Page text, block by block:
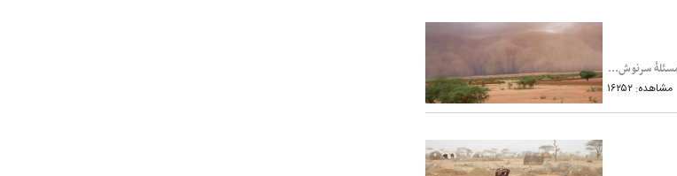
سرنوش...
مشاهده: ۱۶۲۵۲